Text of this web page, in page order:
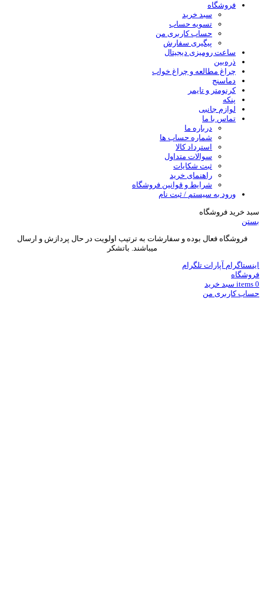
فروشگاه
سبد خرید
تسویه حساب
حساب کاربری من
پیگیری سفارش
ساعت‌ رومیزی دیجیتال
ذره‌بین‌
چراغ مطالعه و چراغ خواب
دماسنج‌
کرنومتر و تایمر
پنکه
لوازم جانبی
تماس با ما
درباره ما
شماره حساب ها
استرداد کالا
سوالات متداول
ثبت شکایات
راهنمای خرید
شرایط و قوانین فروشگاه
ورود به سیستم / ثبت نام
سبد خرید فروشگاه
بستن
فروشگاه فعال بوده و سفارشات به ترتیب اولویت در حال پردازش و ارسال
میباشند. باتشکر
اینستاگرام آپارات تلگرام
فروشگاه
0
items سبد خريد
حساب کاربری من